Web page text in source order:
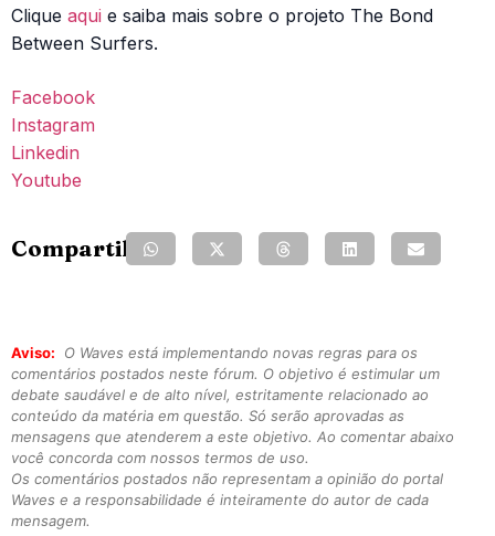
Clique aqui e saiba mais sobre o projeto The Bond
Between Surfers.
Facebook
Instagram
Linkedin
Youtube
Compartilhe:
Aviso:
O Waves está implementando novas regras para os
comentários postados neste fórum. O objetivo é estimular um
debate saudável e de alto nível, estritamente relacionado ao
conteúdo da matéria em questão. Só serão aprovadas as
mensagens que atenderem a este objetivo. Ao comentar abaixo
você concorda com nossos termos de uso.
Os comentários postados não representam a opinião do portal
Waves e a responsabilidade é inteiramente do autor de cada
mensagem.